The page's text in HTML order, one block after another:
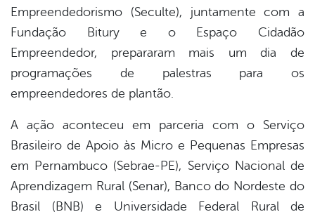
Empreendedorismo (Seculte), juntamente com a
Fundação Bitury e o Espaço Cidadão
Empreendedor, prepararam mais um dia de
programações de palestras para os
empreendedores de plantão.
A ação aconteceu em parceria com o Serviço
Brasileiro de Apoio às Micro e Pequenas Empresas
em Pernambuco (Sebrae-PE), Serviço Nacional de
Aprendizagem Rural (Senar), Banco do Nordeste do
Brasil (BNB) e Universidade Federal Rural de